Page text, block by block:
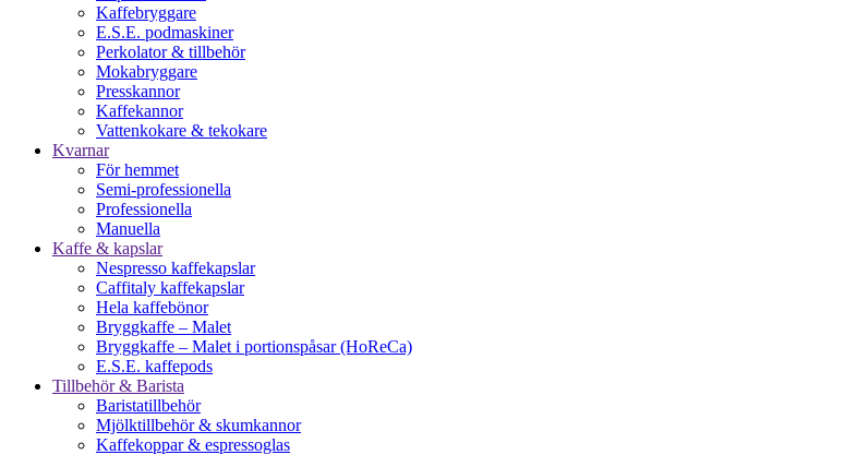
Kaffebryggare
E.S.E. podmaskiner
Perkolator & tillbehör
Mokabryggare
Presskannor
Kaffekannor
Vattenkokare & tekokare
Kvarnar
För hemmet
Semi-professionella
Professionella
Manuella
Kaffe & kapslar
Nespresso kaffekapslar
Caffitaly kaffekapslar
Hela kaffebönor
Bryggkaffe – Malet
Bryggkaffe – Malet i portionspåsar (HoReCa)
E.S.E. kaffepods
Tillbehör & Barista
Baristatillbehör
Mjölktillbehör & skumkannor
Kaffekoppar & espressoglas